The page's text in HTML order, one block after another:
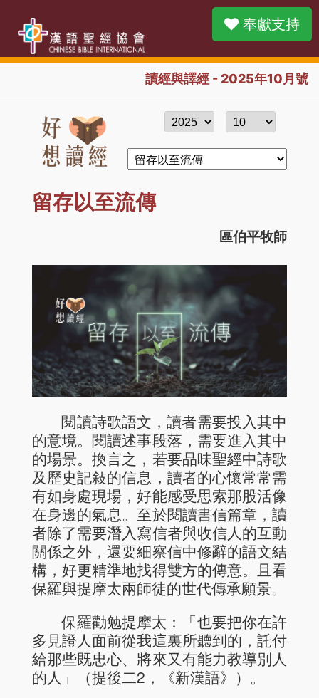
奉獻支持
讀經與譯經 - 2025年10月號
留存以至流傳
區伯平牧師
閱讀詩歌語文，讀者需要投入其中
的意境。閱讀述事段落，需要進入其中
的場景。換言之，若要品味聖經中詩歌
及歷史記敍的信息，讀者的心懷常常需
有如身處現場，好能感受思索那股活像
在身邊的氣息。至於閱讀書信篇章，讀
者除了需要潛入寫信者與收信人的互動
關係之外，還要細察信中修辭的語文結
構，好更精準地找得雙方的傳意。且看
保羅與提摩太兩師徒的世代傳承願景。
保羅勸勉提摩太：「也要把你在許
多見證人面前從我這裏所聽到的，託付
給那些既忠心、將來又有能力教導別人
的人」（提後二2，《新漢語》）。